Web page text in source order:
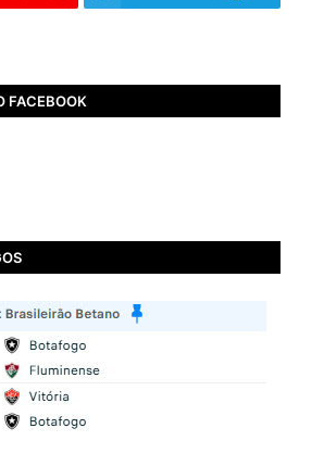
FACEBOOK